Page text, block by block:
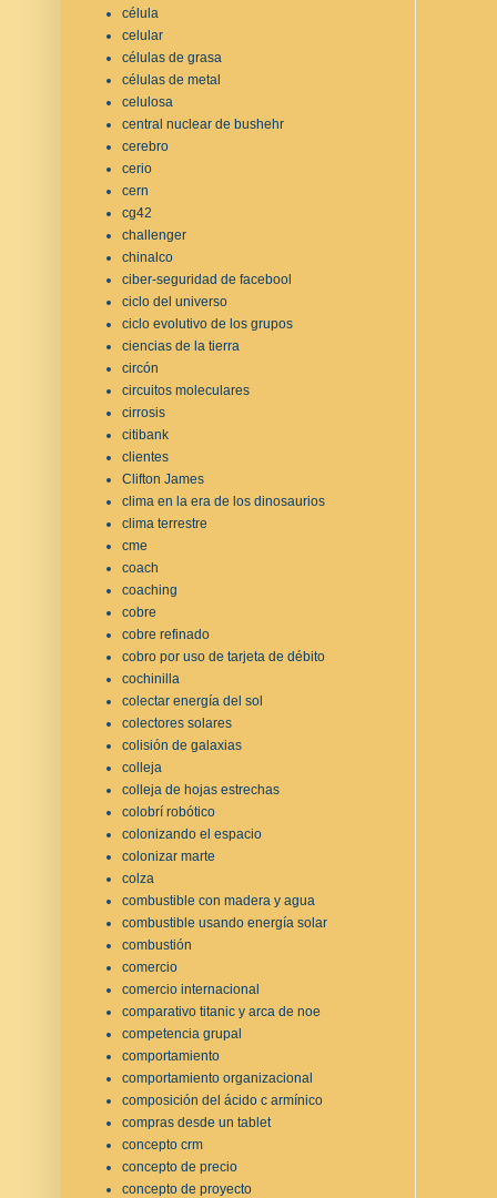
célula
celular
células de grasa
células de metal
celulosa
central nuclear de bushehr
cerebro
cerio
cern
cg42
challenger
chinalco
ciber-seguridad de facebool
ciclo del universo
ciclo evolutivo de los grupos
ciencias de la tierra
circón
circuitos moleculares
cirrosis
citibank
clientes
Clifton James
clima en la era de los dinosaurios
clima terrestre
cme
coach
coaching
cobre
cobre refinado
cobro por uso de tarjeta de débito
cochinilla
colectar energía del sol
colectores solares
colisión de galaxias
colleja
colleja de hojas estrechas
colobrí robótico
colonizando el espacio
colonizar marte
colza
combustible con madera y agua
combustible usando energía solar
combustión
comercio
comercio internacional
comparativo titanic y arca de noe
competencia grupal
comportamiento
comportamiento organizacional
composición del ácido c armínico
compras desde un tablet
concepto crm
concepto de precio
concepto de proyecto